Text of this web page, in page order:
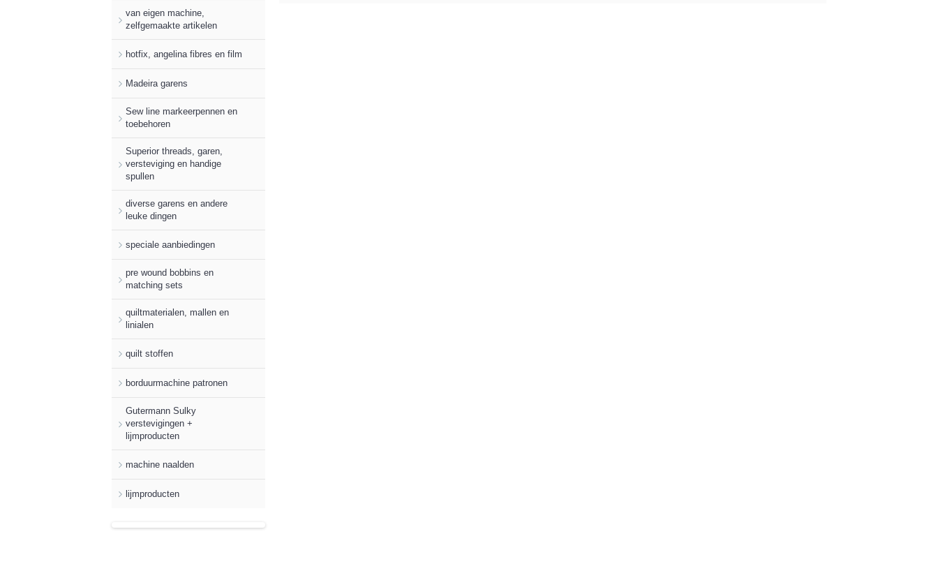
van eigen machine,
zelfgemaakte artikelen
hotfix, angelina fibres en film
Madeira garens
Sew line markeerpennen en
toebehoren
Superior threads, garen,
versteviging en handige
spullen
diverse garens en andere
leuke dingen
speciale aanbiedingen
pre wound bobbins en
matching sets
quiltmaterialen, mallen en
linialen
quilt stoffen
borduurmachine patronen
Gutermann Sulky
verstevigingen +
lijmproducten
machine naalden
lijmproducten